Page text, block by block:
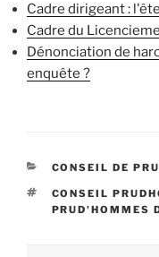
Cadre dirigeant :
Cadre du
Dénonciation de
enquête ?
CATÉGORIES
CONSEIL DE
ÉTIQUETTES
CONSEIL
PRUD'HOMMES